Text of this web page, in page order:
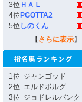
3位 ＨＡＬ
4位 PGOTTA2
5位 しのくん
【 さらに表示】
1位 ジャンゴッド
2位 エルドボルグ
3位 ジョドレルバンク